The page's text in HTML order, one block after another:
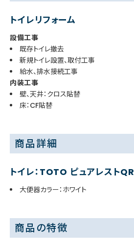
トイレリフォーム
設備工事
既存トイレ撤去
新規トイレ設置、取付工事
給水、排水接続工事
内装工事
壁、天井：クロス貼替
床：CF貼替
商品詳細
トイレ：TOTO ピュアレストQR
大便器カラー：ホワイト
商品の特徴